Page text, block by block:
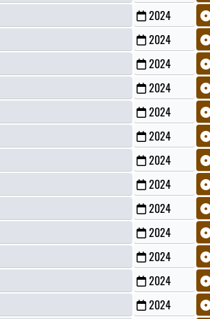
2024
2024
2024
2024
2024
2024
2024
2024
2024
2024
2024
2024
2024